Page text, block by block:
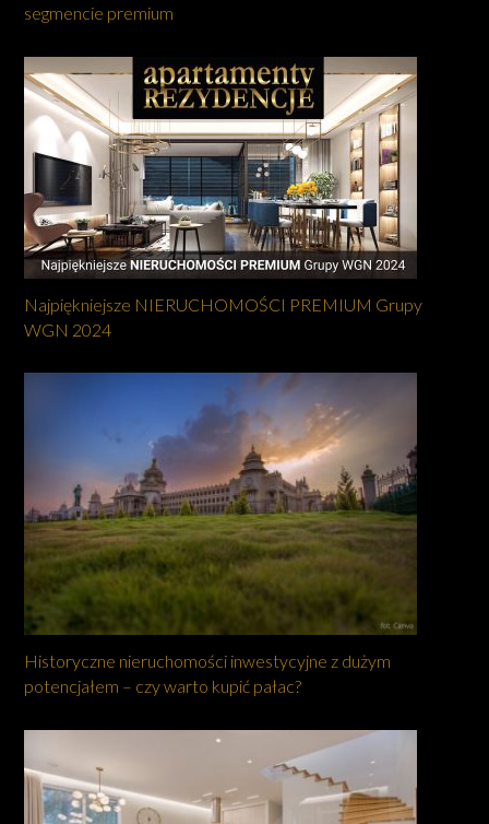
segmencie premium
Najpiękniejsze NIERUCHOMOŚCI PREMIUM Grupy
WGN 2024
Historyczne nieruchomości inwestycyjne z dużym
potencjałem – czy warto kupić pałac?